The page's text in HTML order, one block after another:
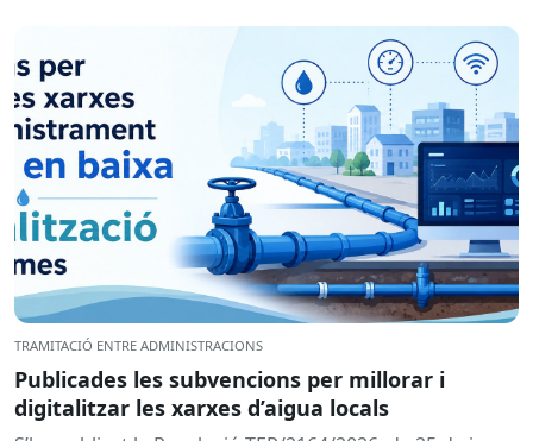
TRAMITACIÓ ENTRE ADMINISTRACIONS
Publicades les subvencions per millorar i
digitalitzar les xarxes d’aigua locals